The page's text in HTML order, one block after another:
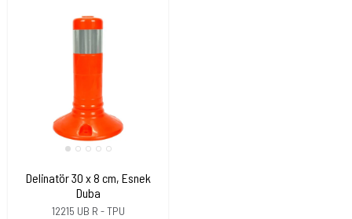
CK-001
₺4.536,38+ KDV
Delinatör 30 x 8 cm, Esnek
Duba
12215 UB R - TPU